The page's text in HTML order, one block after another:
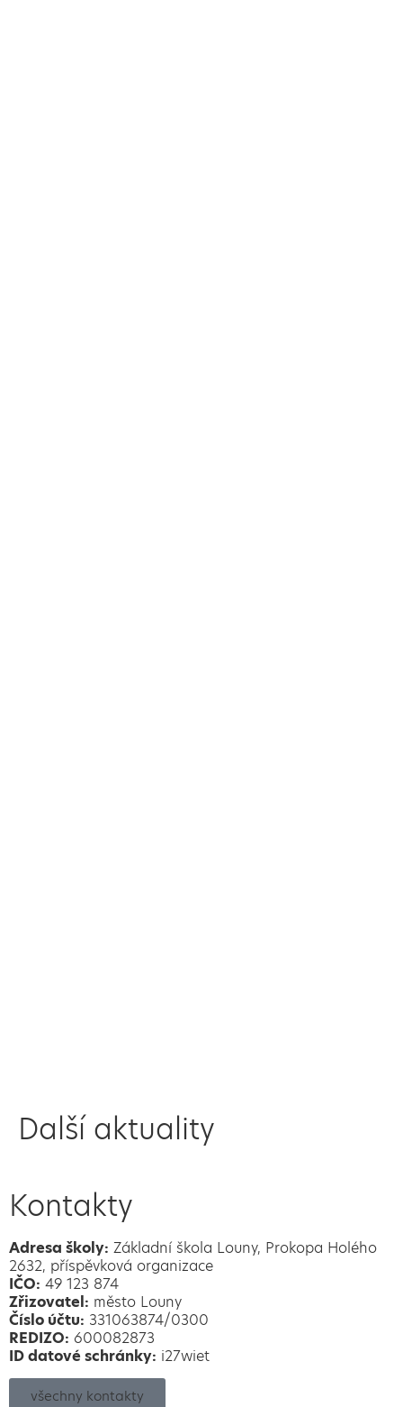
Další aktuality
Kontakty
Adresa školy: Základní škola Louny, Prokopa Holého
2632, příspěvková organizace
IČO: 49 123 874
Zřizovatel: město Louny
Číslo účtu: 331063874/0300
REDIZO: 600082873
ID datové schránky: i27wiet
všechny kontakty